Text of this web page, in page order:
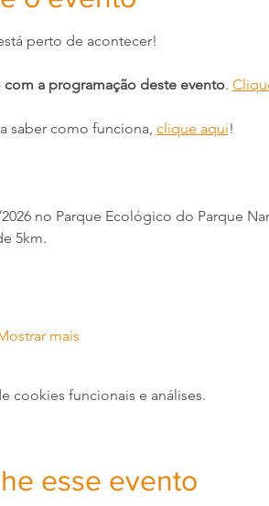
perto de acontecer!
a programação deste evento.
saber como funciona, clique aqui!
no Parque Ecológico do Parque
5km.
mais
cookies funcionais e análises.
esse evento